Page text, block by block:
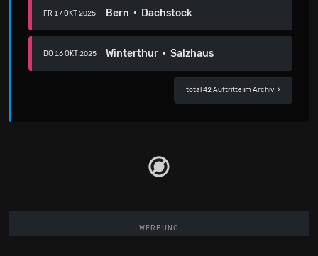
FR 17 OKT 2025 Bern · Dachstock
DO 16 OKT 2025 Winterthur · Salzhaus
total 42 Auftritte im Archiv ›
WERBUNG